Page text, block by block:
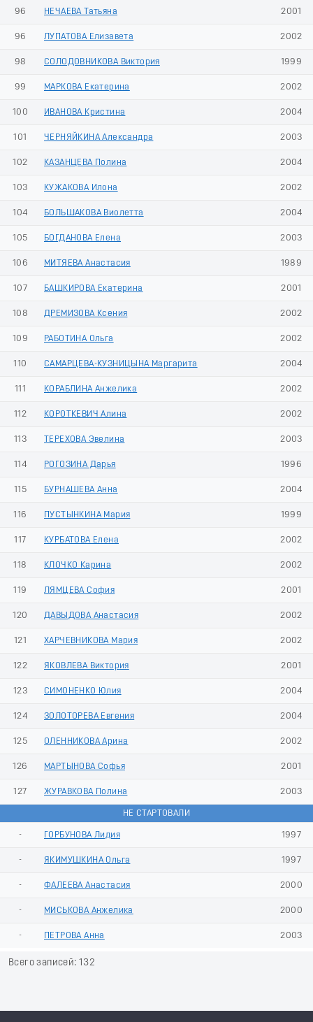
96 НЕЧАЕВА Татьяна 2001
96 ЛУПАТОВА Елизавета 2002
98 СОЛОДОВНИКОВА Виктория 1999
99 МАРКОВА Екатерина 2002
100 ИВАНОВА Кристина 2004
101 ЧЕРНЯЙКИНА Александра 2003
102 КАЗАНЦЕВА Полина 2004
103 КУЖАКОВА Илона 2002
104 БОЛЬШАКОВА Виолетта 2004
105 БОГДАНОВА Елена 2003
106 МИТЯЕВА Анастасия 1989
107 БАШКИРОВА Екатерина 2001
108 ДРЕМИЗОВА Ксения 2002
109 РАБОТИНА Ольга 2002
110 САМАРЦЕВА-КУЗНИЦЫНА Маргарита 2004
111 КОРАБЛИНА Анжелика 2002
112 КОРОТКЕВИЧ Алина 2002
113 ТЕРЕХОВА Эвелина 2003
114 РОГОЗИНА Дарья 1996
115 БУРНАШЕВА Анна 2004
116 ПУСТЫНКИНА Мария 1999
117 КУРБАТОВА Елена 2002
118 КЛОЧКО Карина 2002
119 ЛЯМЦЕВА София 2001
120 ДАВЫДОВА Анастасия 2002
121 ХАРЧЕВНИКОВА Мария 2002
122 ЯКОВЛЕВА Виктория 2001
123 СИМОНЕНКО Юлия 2004
124 ЗОЛОТОРЕВА Евгения 2004
125 ОЛЕННИКОВА Арина 2002
126 МАРТЫНОВА Софья 2001
127 ЖУРАВКОВА Полина 2003
НЕ СТАРТОВАЛИ
- ГОРБУНОВА Лидия 1997
- ЯКИМУШКИНА Ольга 1997
- ФАЛЕЕВА Анастасия 2000
- МИСЬКОВА Анжелика 2000
- ПЕТРОВА Анна 2003
Всего записей: 132